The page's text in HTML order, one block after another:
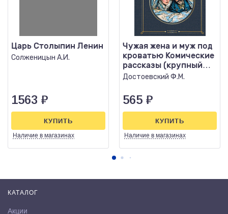
Царь Столыпин Ленин
Солженицын А.И.
1563 ₽
Наличие в магазинах
КУПИТЬ
Чужая жена и муж под
кроватью Комические
рассказы (крупный
шрифт)
Достоевский Ф.М.
565 ₽
Наличие в магазинах
КУПИТЬ
КАТАЛОГ
Акции